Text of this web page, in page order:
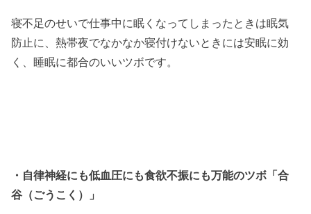
寝不足のせいで仕事中に眠くなってしまったときは眠気
防止に、熱帯夜でなかなか寝付けないときには安眠に効
く、睡眠に都合のいいツボです。
・自律神経にも低血圧にも食欲不振にも万能のツボ「合
谷（ごうこく）」